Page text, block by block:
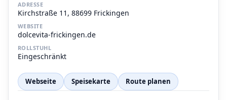
ADRESSE
Kirchstraße 11, 88699 Frickingen
WEBSITE
dolcevita-frickingen.de
ROLLSTUHL
Eingeschränkt
Webseite Speisekarte Route planen